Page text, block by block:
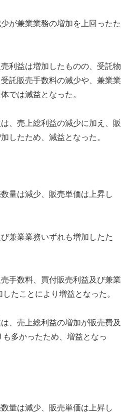
が兼業業務の増加を上回ったた
利益は増加したものの、受託物
託販売手数料の減少や、兼業業
では減益となった。
、売上総利益の減少に加え、販
したため、減益となった。
量は減少、販売単価は上昇し
兼業業務いずれも増加したた
手数料、買付販売利益及び兼業
たことにより増益となった。
、売上総利益の増加が販売費及
多かったため、増益となっ
量は減少、販売単価は上昇し